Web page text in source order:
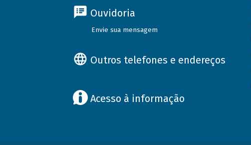
Ouvidoria
Envie sua mensagem
Outros telefones e endereços
Acesso à informação